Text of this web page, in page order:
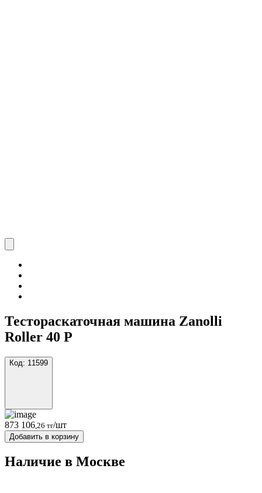
Тестораскаточная машина Zanolli
Roller 40 P
Код: 11599
873 106 ,26 тг/шт
Добавить в корзину
Наличие в Москвe